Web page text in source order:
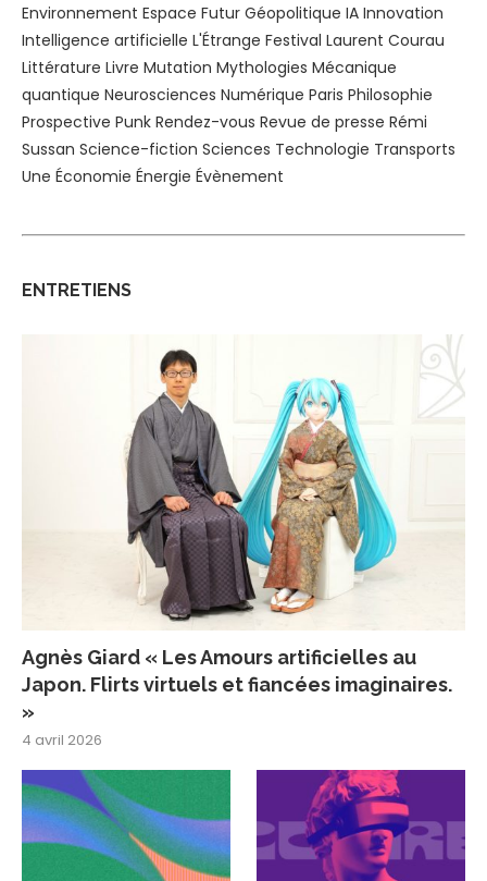
Environnement Espace Futur Géopolitique IA Innovation
Intelligence artificielle L'Étrange Festival Laurent Courau
Littérature Livre Mutation Mythologies Mécanique
quantique Neurosciences Numérique Paris Philosophie
Prospective Punk Rendez-vous Revue de presse Rémi
Sussan Science-fiction Sciences Technologie Transports
Une Économie Énergie Évènement
ENTRETIENS
Agnès Giard « Les Amours artificielles au
Japon. Flirts virtuels et fiancées imaginaires.
»
4 avril 2026